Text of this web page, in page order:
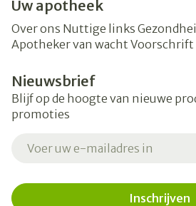
Uw apotheek
Over ons Nuttige links
Apotheker van wacht Voorschrift
Nieuwsbrief
Blijf op de hoogte van nieuwe
promoties
Inschrijven